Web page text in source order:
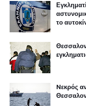
το
Nεκρός